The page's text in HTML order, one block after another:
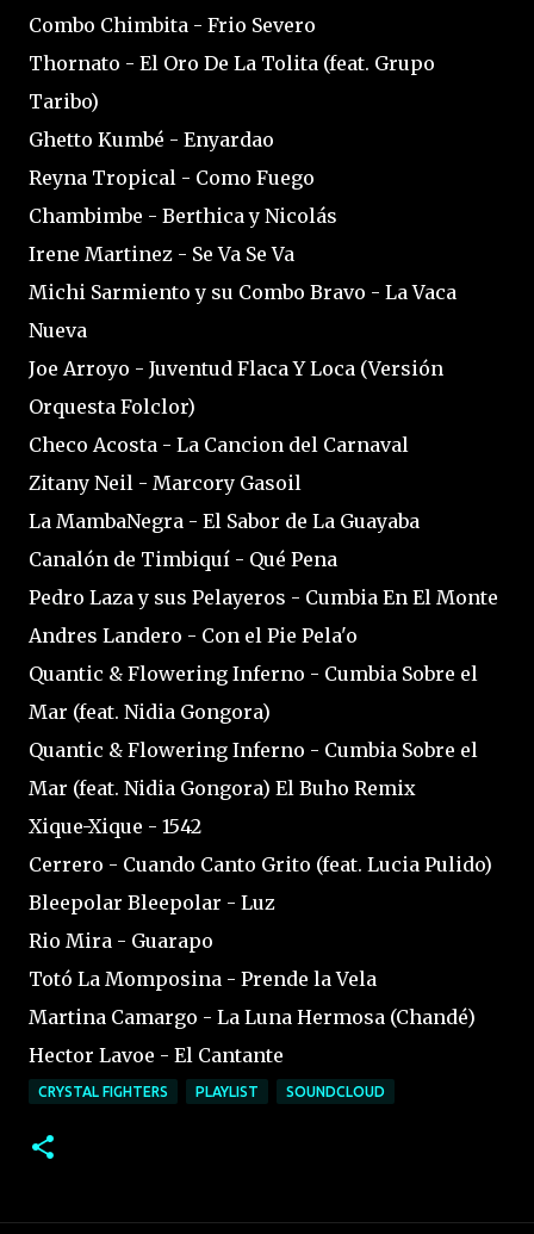
Combo Chimbita - Frio Severo
Thornato - El Oro De La Tolita (feat. Grupo
Taribo)
Ghetto Kumbé - Enyardao
Reyna Tropical - Como Fuego
Chambimbe - Berthica y Nicolás
Irene Martinez - Se Va Se Va
Michi Sarmiento y su Combo Bravo - La Vaca
Nueva
Joe Arroyo - Juventud Flaca Y Loca (Versión
Orquesta Folclor)
Checo Acosta - La Cancion del Carnaval
Zitany Neil - Marcory Gasoil
La MambaNegra - El Sabor de La Guayaba
Canalón de Timbiquí - Qué Pena
Pedro Laza y sus Pelayeros - Cumbia En El Monte
Andres Landero - Con el Pie Pela'o
Quantic & Flowering Inferno - Cumbia Sobre el
Mar (feat. Nidia Gongora)
Quantic & Flowering Inferno - Cumbia Sobre el
Mar (feat. Nidia Gongora) El Buho Remix
Xique-Xique - 1542
Cerrero - Cuando Canto Grito (feat. Lucia Pulido)
Bleepolar Bleepolar - Luz
Rio Mira - Guarapo
Totó La Momposina - Prende la Vela
Martina Camargo - La Luna Hermosa (Chandé)
Hector Lavoe - El Cantante
CRYSTAL FIGHTERS PLAYLIST SOUNDCLOUD